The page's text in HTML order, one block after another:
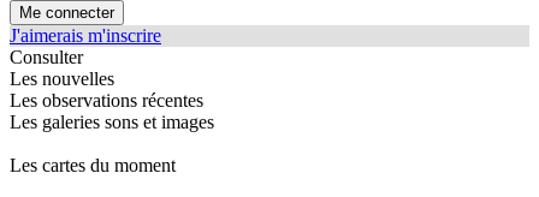
J'aimerais m'inscrire
Consulter
Les nouvelles
Les observations récentes
Les galeries sons et images
Les cartes du moment